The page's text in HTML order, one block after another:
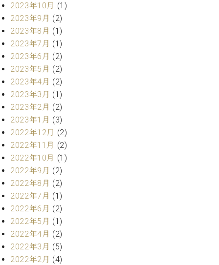
W.
ホ
フ
マ
ン
プ
ロ
フ
ェ
ッ
シ
ョ
ナ
ル
W.
ホ
フ
マ
ン
ト
ラ
デ
(PDF)
お
問
い
合
せ
本
社
：
八
王
子
・
技
営
業
セ
タ
ー
2023年10月 (1)
2023年9月 (2)
2023年8月 (1)
2023年7月 (1)
2023年6月 (2)
2023年5月 (2)
2023年4月 (2)
2023年3月 (1)
2023年2月 (2)
2023年1月 (3)
2022年12月 (2)
2022年11月 (2)
2022年10月 (1)
2022年9月 (2)
2022年8月 (2)
2022年7月 (1)
2022年6月 (2)
2022年5月 (1)
2022年4月 (2)
2022年3月 (5)
2022年2月 (4)